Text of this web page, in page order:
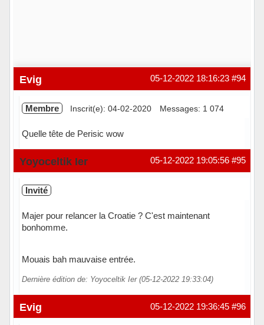
#94
05-12-2022 18:16:23
Evig
Membre Inscrit(e): 04-02-2020 Messages: 1 074
Quelle tête de Perisic wow
Hors ligne #95
05-12-2022 19:05:56
Yoyoceltik Ier
Invité
Majer pour relancer la Croatie ? C'est maintenant
bonhomme.
Mouais bah mauvaise entrée.
Dernière édition de: Yoyoceltik Ier (05-12-2022 19:33:04)
#96
05-12-2022 19:36:45
Evig